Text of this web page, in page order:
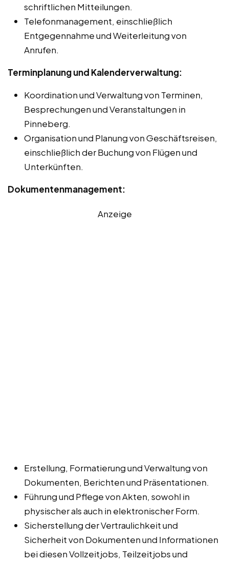
schriftlichen Mitteilungen.
Telefonmanagement, einschließlich
Entgegennahme und Weiterleitung von
Anrufen.
Terminplanung und Kalenderverwaltung:
Koordination und Verwaltung von Terminen,
Besprechungen und Veranstaltungen in
Pinneberg.
Organisation und Planung von Geschäftsreisen,
einschließlich der Buchung von Flügen und
Unterkünften.
Dokumentenmanagement:
Anzeige
Erstellung, Formatierung und Verwaltung von
Dokumenten, Berichten und Präsentationen.
Führung und Pflege von Akten, sowohl in
physischer als auch in elektronischer Form.
Sicherstellung der Vertraulichkeit und
Sicherheit von Dokumenten und Informationen
bei diesen Vollzeitjobs, Teilzeitjobs und